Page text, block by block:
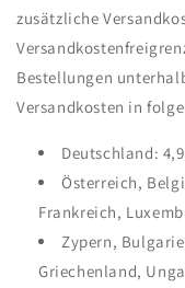
zusätzliche
Bestellungen
Versandkosten in
Deutschland:
Österreich,
Frankreich,
Zypern,
Griechenland,